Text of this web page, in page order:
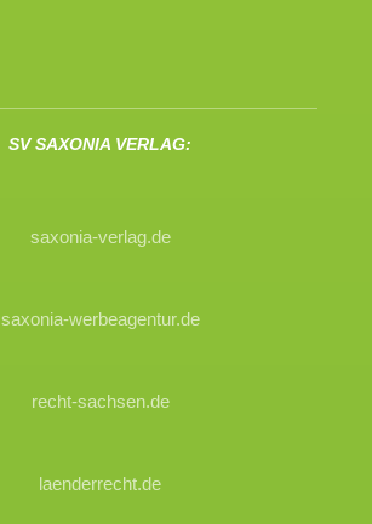
SV SAXONIA VERLAG:
saxonia-verlag.de
saxonia-werbeagentur.de
recht-sachsen.de
laenderrecht.de